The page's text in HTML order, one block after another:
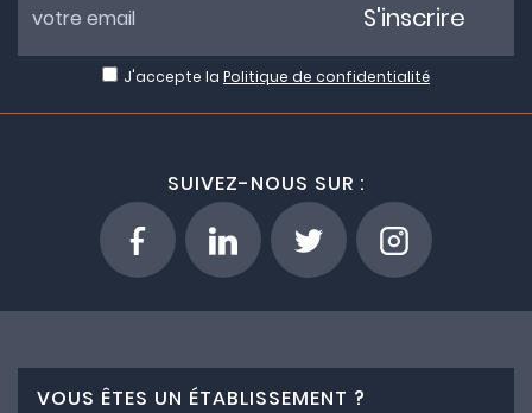
J'accepte la Politique de confidentialité
S'inscrire
SUIVEZ-NOUS SUR :
VOUS ÊTES UN ÉTABLISSEMENT ?